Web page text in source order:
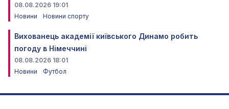
08.08.2026 19:01
Новини
Новини спорту
Вихованець академії київського Динамо робить
погоду в Німеччині
08.08.2026 18:01
Новини
Футбол